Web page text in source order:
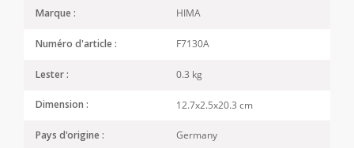
Marque : HIMA
Numéro d'article : F7130A
Lester : 0.3 kg
Dimension : 12.7x2.5x20.3 cm
Pays d'origine : Germany